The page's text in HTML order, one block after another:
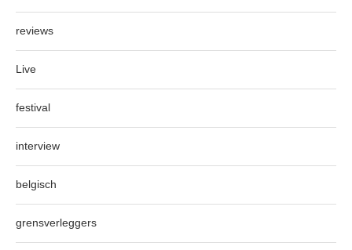
reviews
Live
festival
interview
belgisch
grensverleggers